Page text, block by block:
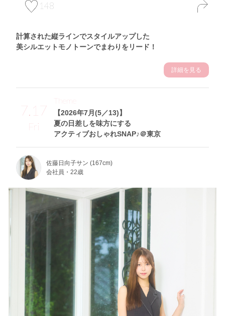
148
計算された縦ラインでスタイルアップした
美シルエットモノトーンでまわりをリード！
詳細を見る
7.17
Fri
【2026年7月(5／13)】
夏の日差しを味方にする
アクティブおしゃれSNAP♪＠東京
Theme
佐藤日向子サン (167cm)
会社員・22歳